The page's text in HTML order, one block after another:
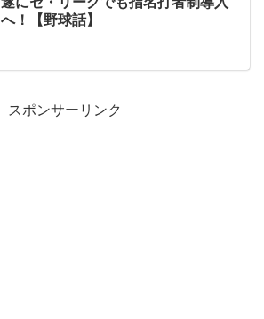
へ！【野球話】
スポンサーリンク